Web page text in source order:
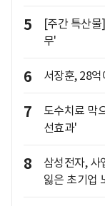
5
[주간 특산
무'
6 서장훈, 28
7
도수치료 막
선효과'
8
삼성전자,
잃은 초기업